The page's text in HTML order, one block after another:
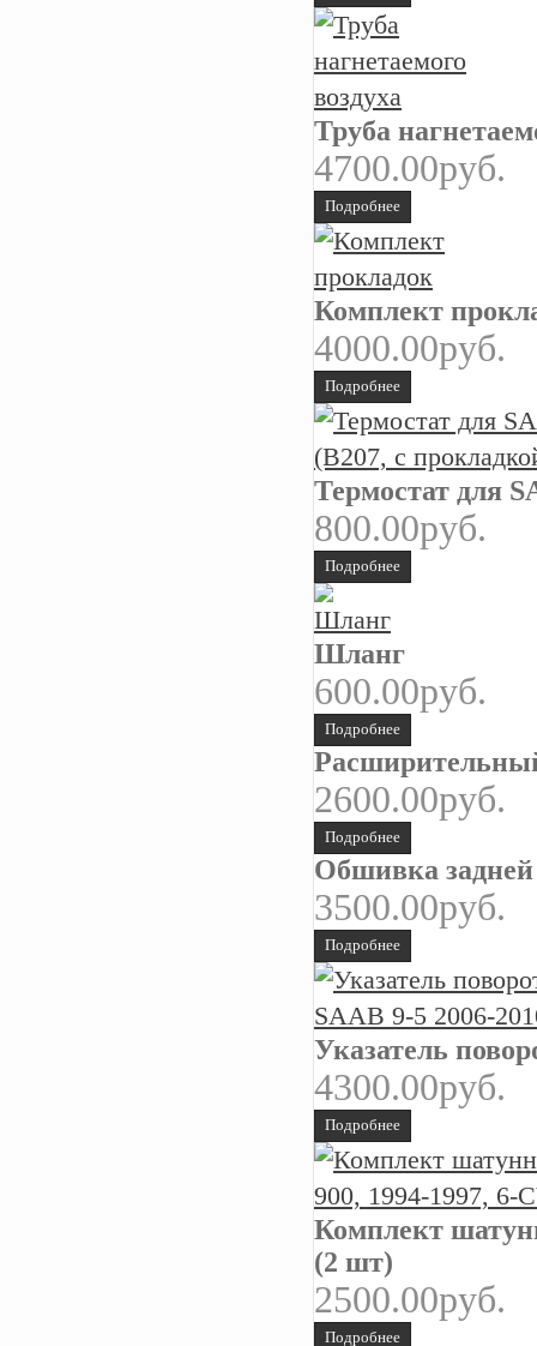
Труба
4700.00руб.
Подробнее
Комплект
4000.00руб.
Подробнее
Термостат для
800.00руб.
Подробнее
Шланг
600.00руб.
Подробнее
2600.00руб.
Подробнее
Обшивка
3500.00руб.
Подробнее
Указатель
4300.00руб.
Подробнее
Комплект
(2 шт)
2500.00руб.
Подробнее